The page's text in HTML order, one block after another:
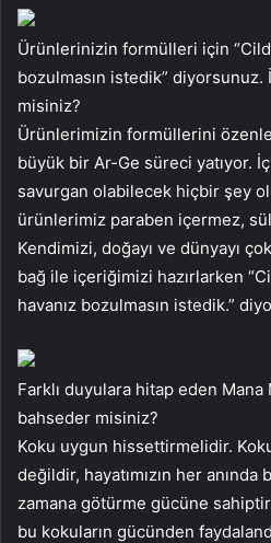
Ürünlerinizin formülleri için
bozulmasın istedik”
misiniz?
Ürünlerimizin formüllerini özenle
büyük bir Ar-Ge süreci yatıyor.
savurgan olabilecek hiçbir şey
ürünlerimiz paraben içermez,
Kendimizi, doğayı ve dünyayı
bağ ile içeriğimizi hazırlarken
havanız bozulmasın istedik.”
Farklı duyulara hitap eden Mana
bahseder misiniz?
Koku uygun hissettirmelidir.
değildir, hayatımızın her
zamana götürme gücüne
bu kokuların gücünden